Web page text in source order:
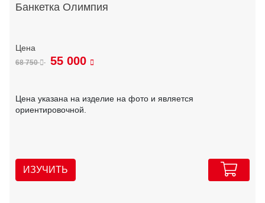
Банкетка Олимпия
68 750 55 000
Цена указана на изделие на фото и является
ориентировочной.
ИЗУЧИТЬ